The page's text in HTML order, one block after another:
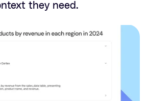
they need.